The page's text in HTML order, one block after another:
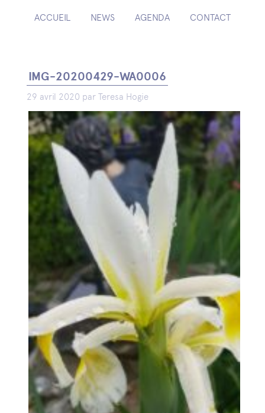
ACCUEIL NEWS AGENDA CONTACT
IMG-20200429-WA0006
29 avril 2020 par Teresa Hogie